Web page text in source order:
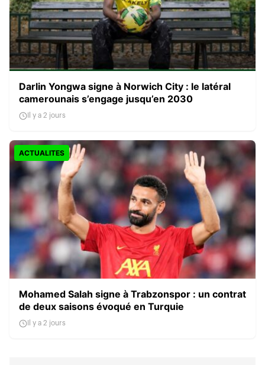
Darlin Yongwa signe à Norwich City : le latéral
camerounais s’engage jusqu’en 2030
Il y a 2 jours
ACTUALITES
Mohamed Salah signe à Trabzonspor : un contrat
de deux saisons évoqué en Turquie
Il y a 2 jours